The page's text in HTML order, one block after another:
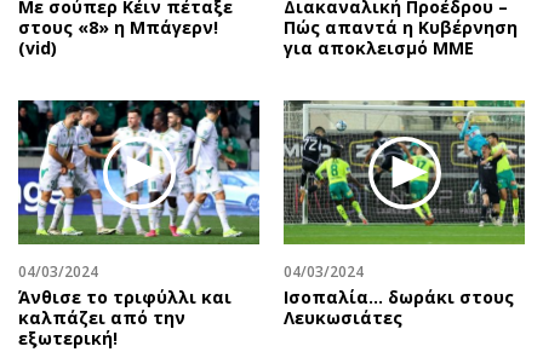
Με σούπερ Κέιν πέταξε
στους «8» η Μπάγερν!
(vid)
Διακαναλική Προέδρου –
Πώς απαντά η Κυβέρνηση
για αποκλεισμό ΜΜΕ
04/03/2024
Άνθισε το τριφύλλι και
καλπάζει από την
εξωτερική!
04/03/2024
Ισοπαλία… δωράκι στους
Λευκωσιάτες